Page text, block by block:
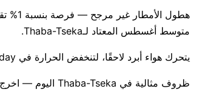
متوسط أغسطس المعتاد لـThaba-Tseka.
يتحرك هواء أبرد لاحقًا، لتنخفض الحرارة في Tuesday قرب 1°C. للمعلومية، أعلى درجة حرارة قياسية لهذا التاريخ في Thaba-Tseka هي 19°C.
ظروف مثالية في Thaba-Tseka اليوم — اخرج واستمتع بها.